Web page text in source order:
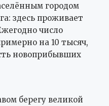
городом
здесь проживает
число
на 10 тысяч,
новоприбывших
берегу великой